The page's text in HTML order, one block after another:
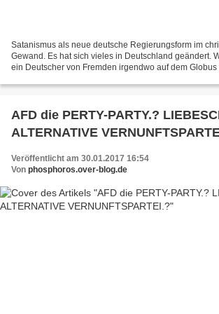
Satanismus als neue deutsche Regierungsform im
Gewand. Es hat sich vieles in Deutschland geändert.
ein Deutscher von Fremden irgendwo auf dem Globus
AFD die PERTY-PARTY.?
ALTERNATIVE
Veröffentlicht am 30.01.2017 16:54
Von phosphoros.over-blog.de